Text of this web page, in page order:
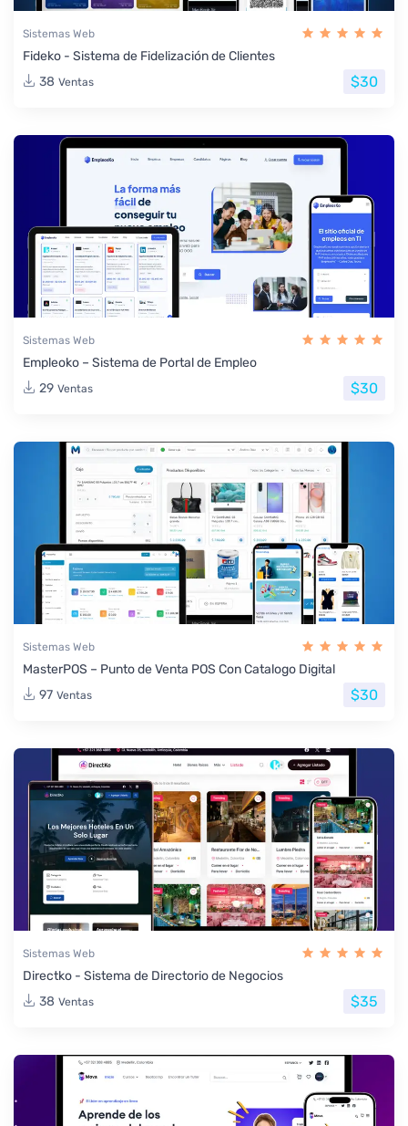
Sistemas Web
Fideko - Sistema de Fidelización de Clientes
38 Ventas $30
Sistemas Web
Empleoko – Sistema de Portal de Empleo
29 Ventas $30
Sistemas Web
MasterPOS – Punto de Venta POS Con Catalogo Digital
97 Ventas $30
Sistemas Web
Directko - Sistema de Directorio de Negocios
38 Ventas $35